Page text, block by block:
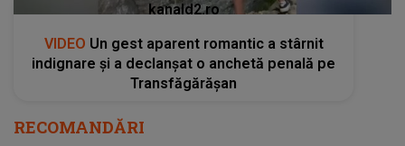
kanald2.ro
VIDEO Un gest aparent romantic a stârnit
indignare și a declanșat o anchetă penală pe
Transfăgărășan
RECOMANDĂRI